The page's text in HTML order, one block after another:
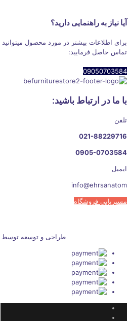
آیا نیاز به راهنمایی دارید؟
برای اطلاعات بیشتر در مورد محصول
تماس حاصل فرمایید:
09050703584
با ما در ارتباط باشید:
تلفن
021-88229716
0905-0703584
ایمیل
info@ehrsanatom
مسیریابی فروشگاه
طراحی و توسعه توسط